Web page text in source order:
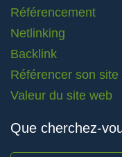
Référencement
Netlinking
Backlink
Référencer son site
Valeur du site web
Que cherchez-